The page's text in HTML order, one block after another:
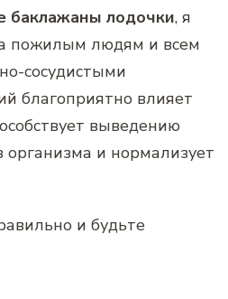
баклажаны лодочки, я
пожилым людям и всем
сосудистыми
благоприятно влияет
выведению
и нормализует
и будьте